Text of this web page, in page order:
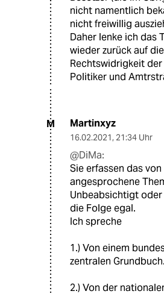
nicht namentlich
nicht freiwillig
Daher lenke ich das
wieder zurück auf die
Rechtswidrigkeit
Politiker und
M Martinxyz
16.02.2021, 21:34 Uhr
@DiMa:
Sie erfassen das
angesprochene
Unbeabsichtigt
die Folge egal.
Ich spreche
1.) Von einem
zentralen Grundbuch.
2.) Von der